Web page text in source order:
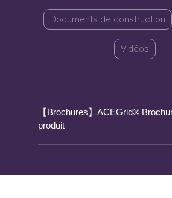
Documents de construction
Vidéos
【Brochures】ACEGrid®
produit